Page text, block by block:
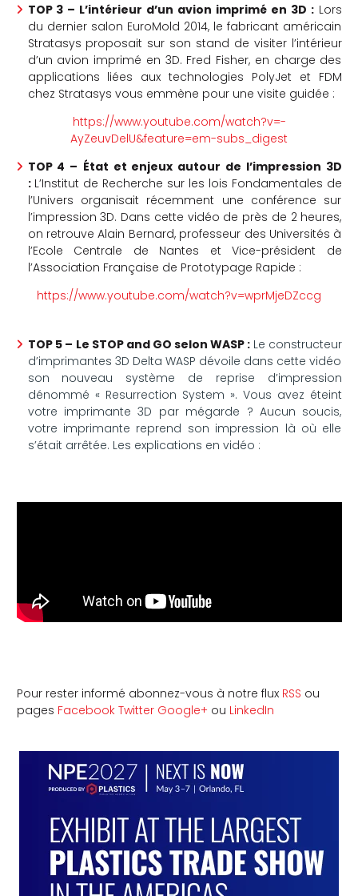
TOP 3 – L’intérieur d’un avion imprimé en 3D :Lors
du dernier salon EuroMold 2014, le fabricant américain
Stratasys proposait sur son stand de visiter l’intérieur
d’un avion imprimé en 3D. Fred Fisher, en charge des
applications liées aux technologies PolyJet et FDM
chez Stratasys vous emmène pour une visite guidée :
https://www.youtube.com/watch?v=-
AyZeuvDelU&feature=em-subs_digest
TOP 4 – État et enjeux autour de l’impression 3D
: L’Institut de Recherche sur les lois Fondamentales de
l’Univers organisait récemment une conférence sur
l’impression 3D. Dans cette vidéo de près de 2 heures,
on retrouve Alain Bernard, professeur des Universités à
l’Ecole Centrale de Nantes et Vice-président de
l’Association Française de Prototypage Rapide :
https://www.youtube.com/watch?v=wprMjeDZccg
TOP 5 – Le STOP and GO selon WASP :Le constructeur
d’imprimantes 3D Delta WASP dévoile dans cette vidéo
son nouveau système de reprise d’impression
dénommé « Resurrection System ». Vous avez éteint
votre imprimante 3D par mégarde ? Aucun soucis,
votre imprimante reprend son impression là où elle
s’était arrêtée. Les explications en vidéo :
Pour rester informé abonnez-vous à notre flux RSS ou
pages Facebook Twitter Google+ ou LinkedIn